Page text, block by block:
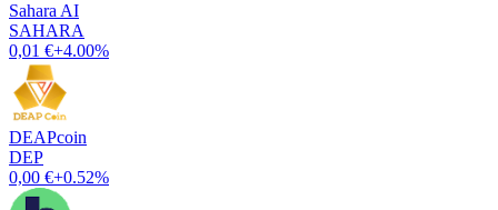
Sahara AI
SAHARA
0,01 €+4.00%
DEAPcoin
DEP
0,00 €+0.52%